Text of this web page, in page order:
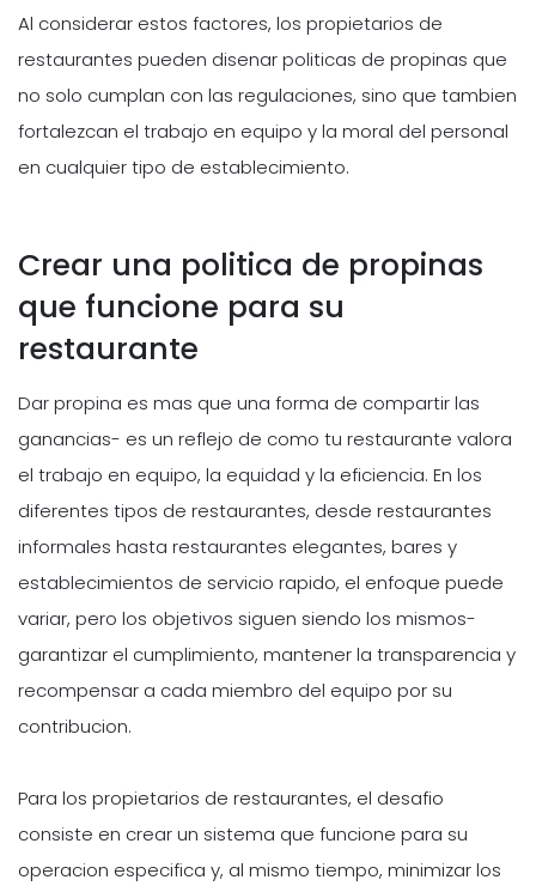
Al considerar estos factores, los propietarios de
restaurantes pueden disenar politicas de propinas que
no solo cumplan con las regulaciones, sino que tambien
fortalezcan el trabajo en equipo y la moral del personal
en cualquier tipo de establecimiento.
Crear una politica de propinas
que funcione para su
restaurante
Dar propina es mas que una forma de compartir las
ganancias- es un reflejo de como tu restaurante valora
el trabajo en equipo, la equidad y la eficiencia. En los
diferentes tipos de restaurantes, desde restaurantes
informales hasta restaurantes elegantes, bares y
establecimientos de servicio rapido, el enfoque puede
variar, pero los objetivos siguen siendo los mismos-
garantizar el cumplimiento, mantener la transparencia y
recompensar a cada miembro del equipo por su
contribucion.
Para los propietarios de restaurantes, el desafio
consiste en crear un sistema que funcione para su
operacion especifica y, al mismo tiempo, minimizar los